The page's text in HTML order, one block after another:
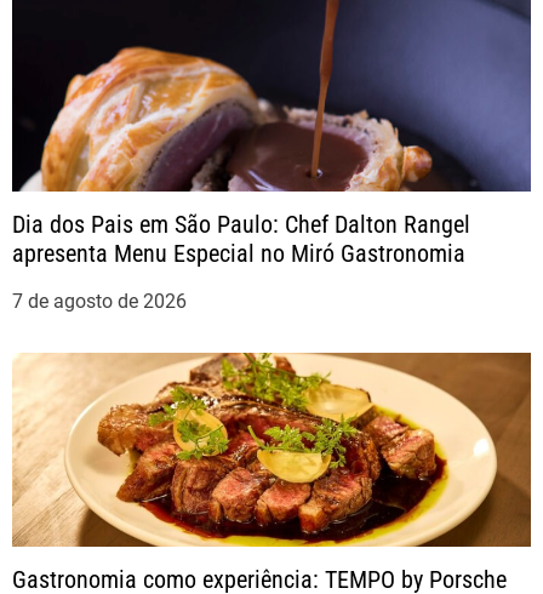
o
d
e
P
o
s
t
Dia dos Pais em São Paulo: Chef Dalton Rangel
apresenta Menu Especial no Miró Gastronomia
7 de agosto de 2026
Gastronomia como experiência: TEMPO by Porsche